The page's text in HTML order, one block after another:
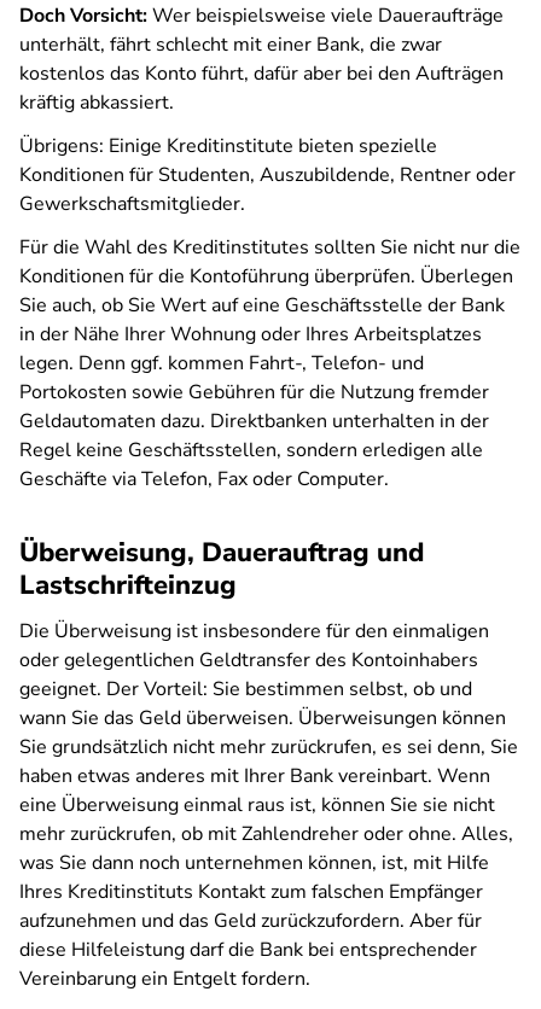
Doch Vorsicht:Wer beispielsweise viele Daueraufträge
unterhält, fährt schlecht mit einer Bank, die zwar
kostenlos das Konto führt, dafür aber bei den Aufträgen
kräftig abkassiert.
Übrigens: Einige Kreditinstitute bieten spezielle
Konditionen für Studenten, Auszubildende, Rentner oder
Gewerkschaftsmitglieder.
Für die Wahl des Kreditinstitutes sollten Sie nicht nur die
Konditionen für die Kontoführung überprüfen. Überlegen
Sie auch, ob Sie Wert auf eine Geschäftsstelle der Bank
in der Nähe Ihrer Wohnung oder Ihres Arbeitsplatzes
legen. Denn ggf. kommen Fahrt-, Telefon- und
Portokosten sowie Gebühren für die Nutzung fremder
Geldautomaten dazu. Direktbanken unterhalten in der
Regel keine Geschäftsstellen, sondern erledigen alle
Geschäfte via Telefon, Fax oder Computer.
Überweisung, Dauerauftrag und
Lastschrifteinzug
Die Überweisung ist insbesondere für den einmaligen
oder gelegentlichen Geldtransfer des Kontoinhabers
geeignet. Der Vorteil: Sie bestimmen selbst, ob und
wann Sie das Geld überweisen. Überweisungen können
Sie grundsätzlich nicht mehr zurückrufen, es sei denn, Sie
haben etwas anderes mit Ihrer Bank vereinbart. Wenn
eine Überweisung einmal raus ist, können Sie sie nicht
mehr zurückrufen, ob mit Zahlendreher oder ohne. Alles,
was Sie dann noch unternehmen können, ist, mit Hilfe
Ihres Kreditinstituts Kontakt zum falschen Empfänger
aufzunehmen und das Geld zurückzufordern. Aber für
diese Hilfeleistung darf die Bank bei entsprechender
Vereinbarung ein Entgelt fordern.